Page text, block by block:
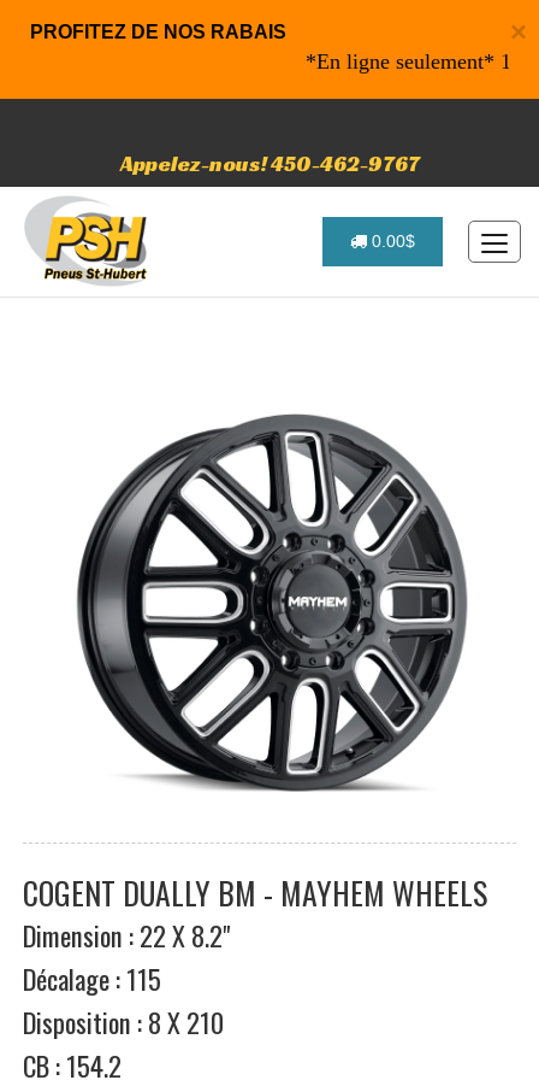
×
PROFITEZ DE NOS RABAIS
*En ligne seulement* 10%
Appelez-nous! 450-462-9767
0.00$
COGENT DUALLY BM - MAYHEM WHEELS
Dimension : 22 X 8.2"
Décalage : 115
Disposition : 8 X 210
CB : 154.2